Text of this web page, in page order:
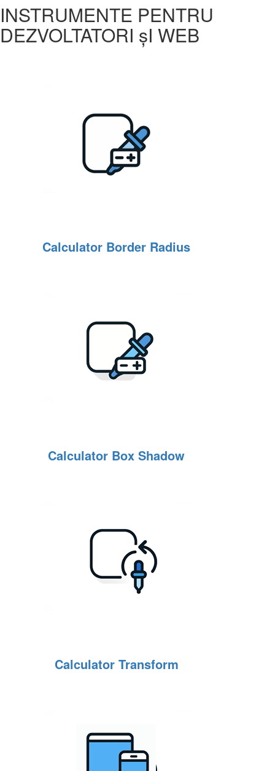
INSTRUMENTE PENTRU
DEZVOLTATORI șI WEB
Calculator Border Radius
Calculator Box Shadow
Calculator Transform